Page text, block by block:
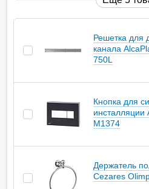
Решетка для
канала
750L
Кнопка для
инсталляции
M1374
Держатель
Cezares